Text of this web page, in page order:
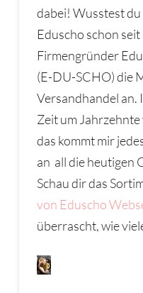
dabei! Wusstest du
Eduscho schon
Firmengründer
(E-DU-SCHO) die
Versandhandel an.
Zeit um Jahrzehnte
das kommt mir
an all die heutigen
Schau dir das
von Eduscho
überrascht, wie